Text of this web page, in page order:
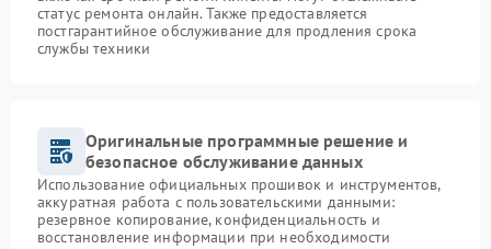
статус ремонта онлайн. Также предоставляется
постгарантийное обслуживание для продления срока
службы техники
Оригинальные программные решение и
безопасное обслуживание данных
Использование официальных прошивок и инструментов,
аккуратная работа с пользовательскими данными:
резервное копирование, конфиденциальность и
восстановление информации при необходимости